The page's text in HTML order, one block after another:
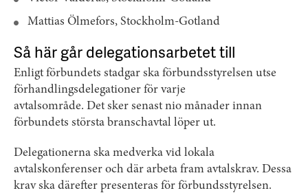
Mattias Ölmefors, Stockholm-Gotland
Så här går delegationsarbetet till
Enligt förbundets stadgar ska förbundsstyrelsen utse
förhandlingsdelegationer för varje
avtalsområde. Det sker senast nio månader innan
förbundets största branschavtal löper ut.
Delegationerna ska medverka vid lokala
avtalskonferenser och där arbeta fram avtalskrav. Dessa
krav ska därefter presenteras för förbundsstyrelsen.